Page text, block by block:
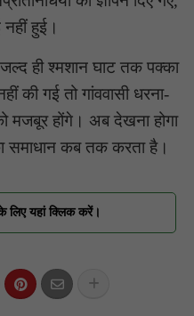
हुई।
जल्द ही श्मशान घाट तक पक्का
की गई तो गांववासी धरना-
होंगे। अब देखना होगा
समाधान कब तक करता है।
लिए यहां क्लिक करें।